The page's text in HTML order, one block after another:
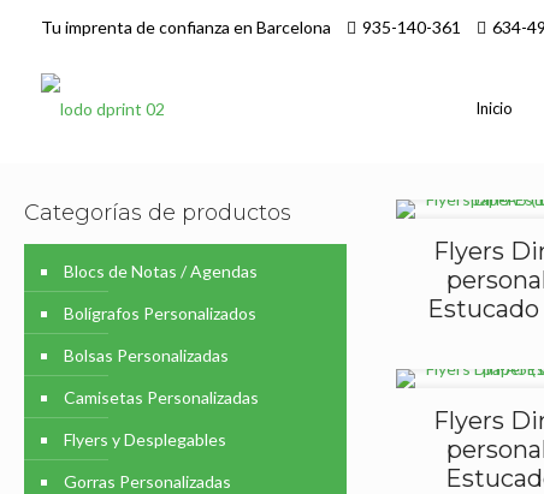
Tu imprenta de confianza en Barcelona 935-140-361 634-
Inicio
Flyers
Flyers
Categorías de productos
Blocs de Notas / Agendas
Bolígrafos Personalizados
Bolsas Personalizadas
Camisetas Personalizadas
Flyers y Desplegables
Gorras Personalizadas